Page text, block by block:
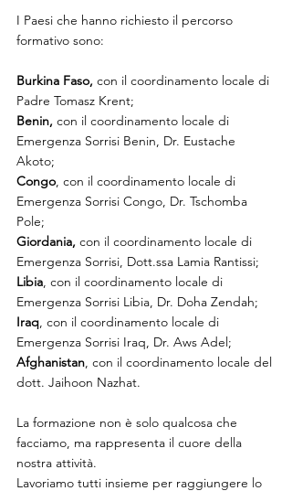
I Paesi che hanno richiesto il percorso
formativo sono:
Burkina Faso, con il coordinamento locale di
Padre Tomasz Krent;
Benin, con il coordinamento locale di
Emergenza Sorrisi Benin, Dr. Eustache
Akoto;
Congo , con il coordinamento locale di
Emergenza Sorrisi Congo, Dr. Tschomba
Pole;
Giordania, con il coordinamento locale di
Emergenza Sorrisi, Dott.ssa Lamia Rantissi;
Libia , con il coordinamento locale di
Emergenza Sorrisi Libia, Dr. Doha Zendah;
Iraq , con il coordinamento locale di
Emergenza Sorrisi Iraq, Dr. Aws Adel;
Afghanistan , con il coordinamento locale del
dott. Jaihoon Nazhat.
La formazione non è solo qualcosa che
facciamo, ma rappresenta il cuore della
nostra attività.
Lavoriamo tutti insieme per raggiungere lo